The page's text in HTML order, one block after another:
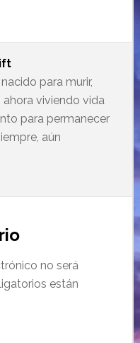
para murir,
viviendo vida
para permanecer
aún
no será
están